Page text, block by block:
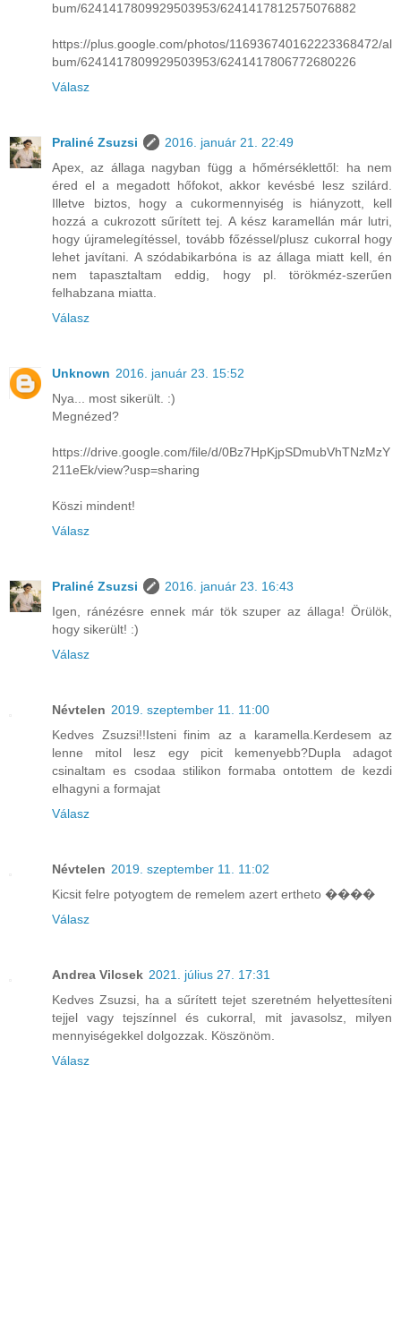
bum/6241417809929503953/6241417812575076882
https://plus.google.com/photos/116936740162223368472/al
bum/6241417809929503953/6241417806772680226
Válasz
Praliné Zsuzsi
2016. január 21. 22:49
Apex, az állaga nagyban függ a hőmérséklettől: ha nem
éred el a megadott hőfokot, akkor kevésbé lesz szilárd.
Illetve biztos, hogy a cukormennyiség is hiányzott, kell
hozzá a cukrozott sűrített tej. A kész karamellán már lutri,
hogy újramelegítéssel, tovább főzéssel/plusz cukorral hogy
lehet javítani. A szódabikarbóna is az állaga miatt kell, én
nem tapasztaltam eddig, hogy pl. törökméz-szerűen
felhabzana miatta.
Válasz
Unknown 2016. január 23. 15:52
Nya... most sikerült. :)
Megnézed?
https://drive.google.com/file/d/0Bz7HpKjpSDmubVhTNzMzY
211eEk/view?usp=sharing
Köszi mindent!
Válasz
Praliné Zsuzsi
2016. január 23. 16:43
Igen, ránézésre ennek már tök szuper az állaga! Örülök,
hogy sikerült! :)
Válasz
Névtelen 2019. szeptember 11. 11:00
Kedves Zsuzsi!!Isteni finim az a karamella.Kerdesem az
lenne mitol lesz egy picit kemenyebb?Dupla adagot
csinaltam es csodaa stilikon formaba ontottem de kezdi
elhagyni a formajat
Válasz
Névtelen 2019. szeptember 11. 11:02
Kicsit felre potyogtem de remelem azert ertheto ����
Válasz
Andrea Vilcsek 2021. július 27. 17:31
Kedves Zsuzsi, ha a sűrített tejet szeretném helyettesíteni
tejjel vagy tejszínnel és cukorral, mit javasolsz, milyen
mennyiségekkel dolgozzak. Köszönöm.
Válasz